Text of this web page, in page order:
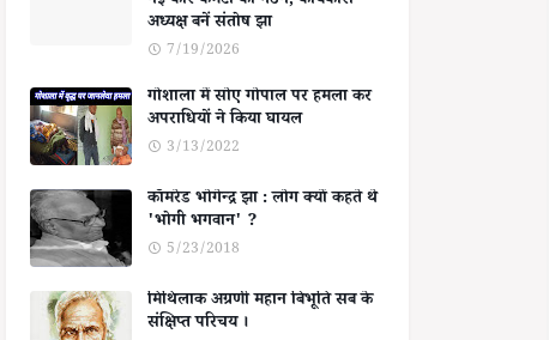
अध्यक्ष बनें संतोष झा
7/19/2026
गोशाला में सोए गोपाल पर हमला कर
अपराधियों ने किया घायल
3/13/2022
कॉमरेड भोगेन्द्र झा : लोग क्यों कहते थे
'भोगी भगवान' ?
5/23/2018
मिथिलाक अग्रणी महान बिभूति सब के
संक्षिप्त परिचय ।